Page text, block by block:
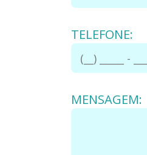
TELEFONE:
MENSAGEM: